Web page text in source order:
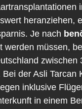
heranziehen,
Je nach
werden müssen,
zwischen
der Asli Tarcan
inklusive
in einem